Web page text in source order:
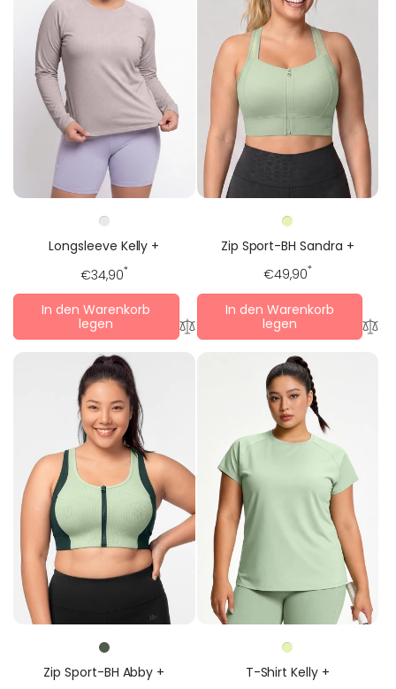
Longsleeve Kelly +
Regulärer
Preis
€34,90*
In den Warenkorb
legen
Zip Sport-BH Sandra +
Regulärer
Preis
€49,90*
In den Warenkorb
legen
Zip Sport-BH Abby + T-Shirt Kelly +